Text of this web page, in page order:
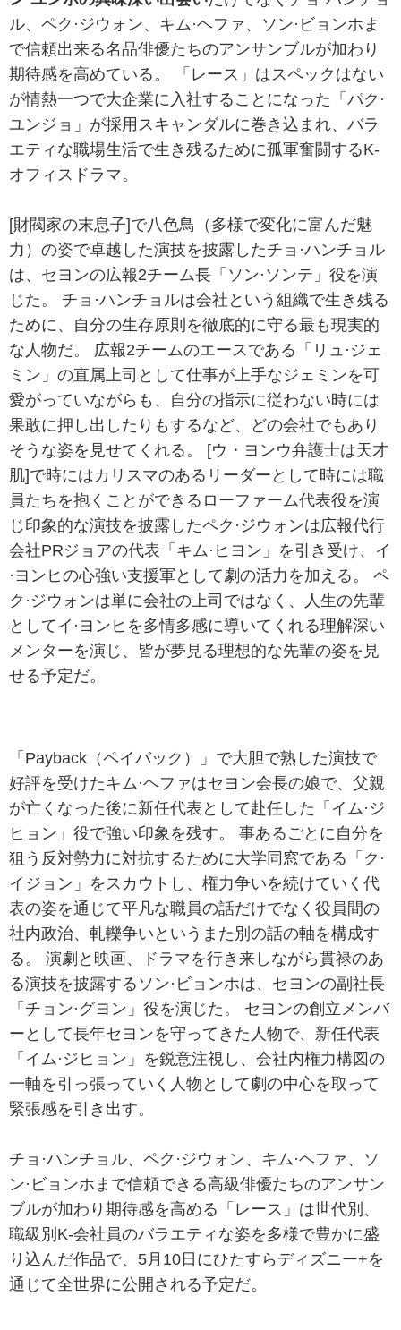
ル、ペク·ジウォン、キム·ヘファ、ソン·ビョンホま
で信頼出来る名品俳優たちのアンサンブルが加わり
期待感を高めている。 「レース」はスペックはない
が情熱一つで大企業に入社することになった「パク·
ユンジョ」が採用スキャンダルに巻き込まれ、バラ
エティな職場生活で生き残るために孤軍奮闘するK-
オフィスドラマ。
[財閥家の末息子]で八色鳥（多様で変化に富んだ魅
力）の姿で卓越した演技を披露したチョ·ハンチョル
は、セヨンの広報2チーム長「ソン·ソンテ」役を演
じた。 チョ·ハンチョルは会社という組織で生き残る
ために、自分の生存原則を徹底的に守る最も現実的
な人物だ。 広報2チームのエースである「リュ·ジェ
ミン」の直属上司として仕事が上手なジェミンを可
愛がっていながらも、自分の指示に従わない時には
果敢に押し出したりもするなど、どの会社でもあり
そうな姿を見せてくれる。 [ウ・ヨンウ弁護士は天才
肌]で時にはカリスマのあるリーダーとして時には職
員たちを抱くことができるローファーム代表役を演
じ印象的な演技を披露したペク·ジウォンは広報代行
会社PRジョアの代表「キム·ヒヨン」を引き受け、イ
·ヨンヒの心強い支援軍として劇の活力を加える。 ペ
ク·ジウォンは単に会社の上司ではなく、人生の先輩
としてイ·ヨンヒを多情多感に導いてくれる理解深い
メンターを演じ、皆が夢見る理想的な先輩の姿を見
せる予定だ。
「Payback（ペイバック）」で大胆で熟した演技で
好評を受けたキム·ヘファはセヨン会長の娘で、父親
が亡くなった後に新任代表として赴任した「イム·ジ
ヒョン」役で強い印象を残す。 事あるごとに自分を
狙う反対勢力に対抗するために大学同窓である「ク·
イジョン」をスカウトし、権力争いを続けていく代
表の姿を通じて平凡な職員の話だけでなく役員間の
社内政治、軋轢争いというまた別の話の軸を構成す
る。 演劇と映画、ドラマを行き来しながら貫禄のあ
る演技を披露するソン·ビョンホは、セヨンの副社長
「チョン·グヨン」役を演じた。 セヨンの創立メンバ
ーとして長年セヨンを守ってきた人物で、新任代表
「イム·ジヒョン」を鋭意注視し、会社内権力構図の
一軸を引っ張っていく人物として劇の中心を取って
緊張感を引き出す。
チョ·ハンチョル、ペク·ジウォン、キム·ヘファ、ソ
ン·ビョンホまで信頼できる高級俳優たちのアンサン
ブルが加わり期待感を高める「レース」は世代別、
職級別K-会社員のバラエティな姿を多様で豊かに盛
り込んだ作品で、5月10日にひたすらディズニー+を
通じて全世界に公開される予定だ。